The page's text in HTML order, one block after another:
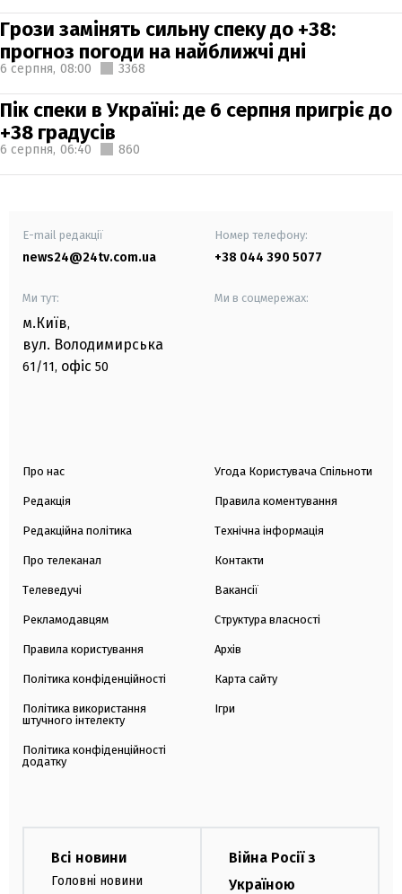
Грози замінять сильну спеку до +38:
прогноз погоди на найближчі дні
6 серпня, 08:00 3368
Пік спеки в Україні: де 6 серпня пригріє до
+38 градусів
6 серпня, 06:40 860
E-mail редакції
news24@24tv.com.ua
Номер телефону:
+38 044 390 5077
Ми тут:
м.Київ,
вул. Володимирська
61/11, офіс 50
Ми в соцмережах:
Про нас
Редакція
Редакційна політика
Про телеканал
Телеведучі
Рекламодавцям
Правила користування
Політика конфіденційності
Політика використання
штучного інтелекту
Політика конфіденційності
додатку
Угода Користувача Спільноти
Правила коментування
Технічна інформація
Контакти
Вакансії
Структура власності
Архів
Карта сайту
Ігри
Всі новини
Головні новини
Війна Росії з
Україною